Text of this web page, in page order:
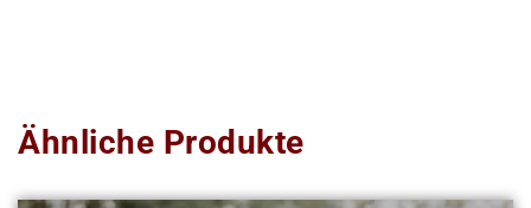
Ähnliche Produkte